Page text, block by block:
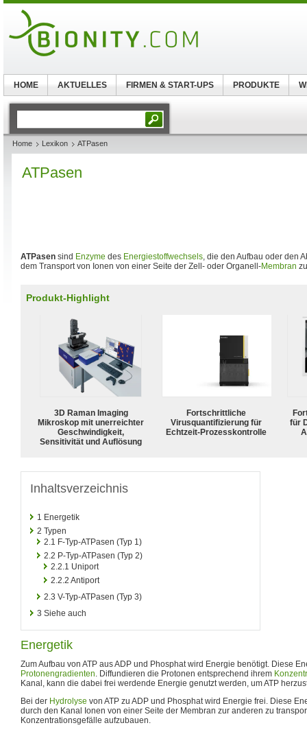
Home Lexikon ATPasen
ATPasen
ATPasen sind Enzyme des Energiestoffwechsels, die den Aufbau oder den
dem Transport von Ionen von einer Seite der Zell- oder Organell-Membran
Produkt-Highlight
3D Raman Imaging
Mikroskop mit unerreichter
Geschwindigkeit,
Sensitivität und Auflösung
Fortschrittliche
Virusquantifizierung für
Echtzeit-Prozesskontrolle
für
Inhaltsverzeichnis
1 Energetik
2 Typen
2.1 F-Typ-ATPasen (Typ 1)
2.2 P-Typ-ATPasen (Typ 2)
2.2.1 Uniport
2.2.2 Antiport
2.3 V-Typ-ATPasen (Typ 3)
3 Siehe auch
Energetik
Zum Aufbau von ATP aus ADP und Phosphat wird Energie benötigt. Diese
Protonengradienten. Diffundieren die Protonen entsprechend ihrem
Kanal, kann die dabei frei werdende Energie genutzt werden, um ATP
Bei der Hydrolyse von ATP zu ADP und Phosphat wird Energie frei. Diese
durch den Kanal Ionen von einer Seite der Membran zur anderen zu
Konzentrationsgefälle aufzubauen.
HOME AKTUELLES FIRMEN & START-UPS PRODUKTE